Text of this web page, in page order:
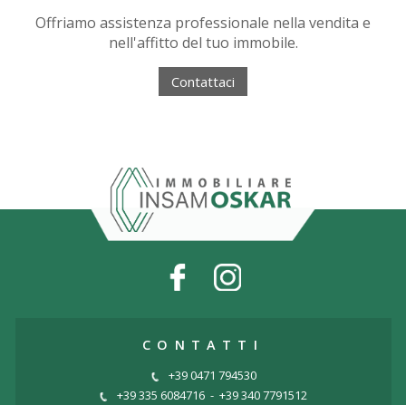
Offriamo assistenza professionale nella vendita e
nell'affitto del tuo immobile.
Contattaci
CONTATTI
+39 0471 794530
+39 335 6084716 - +39 340 7791512